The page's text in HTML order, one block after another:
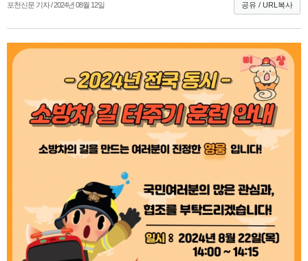
포천신문 기자 / 2024년 08월 12일 공유 / URL복사